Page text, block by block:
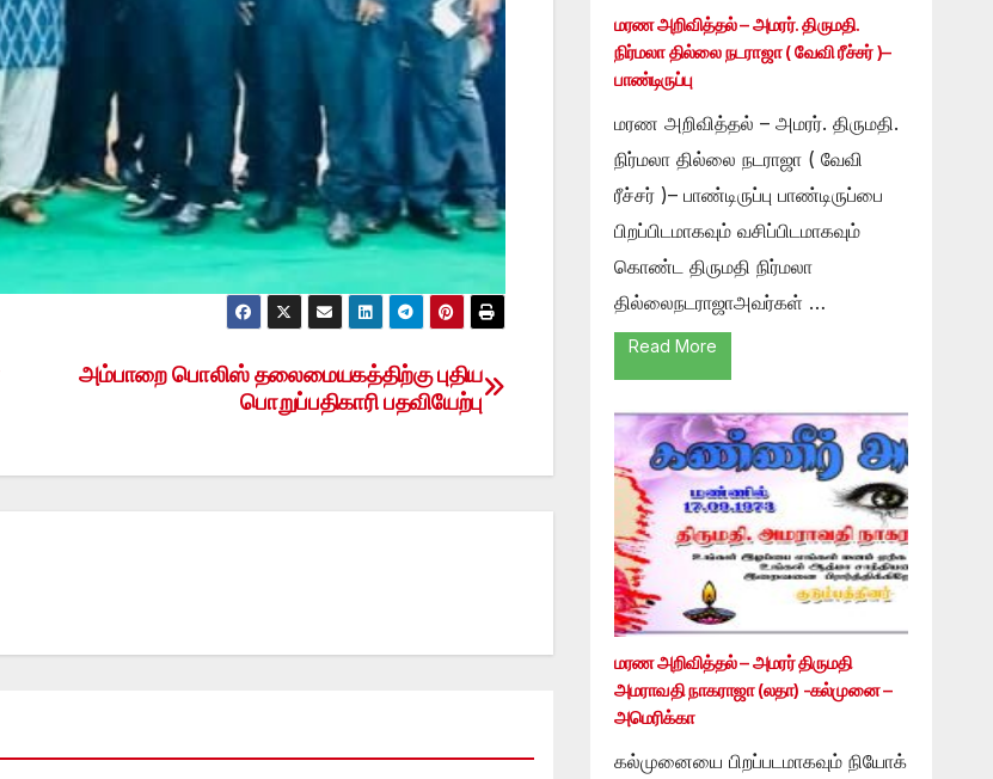
அம்பாறை பொலிஸ் தலைமையகத்திற்கு புதிய
பொறுப்பதிகாரி பதவியேற்பு
மரண அறிவித்தல் – அமரர். திருமதி.
நிர்மலா தில்லை நடராஜா ( வேவி ரீச்சர் )–
பாண்டிருப்பு
மரண அறிவித்தல் – அமரர். திருமதி.
நிர்மலா தில்லை நடராஜா ( வேவி
ரீச்சர் )– பாண்டிருப்பு பாண்டிருப்பை
பிறப்பிடமாகவும் வசிப்பிடமாகவும்
கொண்ட திருமதி நிர்மலா
தில்லைநடராஜாஅவர்கள் …
Read More
மரண அறிவித்தல் – அமரர் திருமதி
அமராவதி நாகராஜா (லதா) -கல்முனை –
அமெரிக்கா
கல்முனையை பிறப்படமாகவும் நியோக்